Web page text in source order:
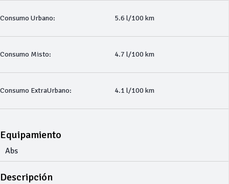
Consumo Urbano: 5.6 l/100 km
Consumo Misto: 4.7 l/100 km
Consumo ExtraUrbano: 4.1 l/100 km
Equipamiento
Abs
Descripción